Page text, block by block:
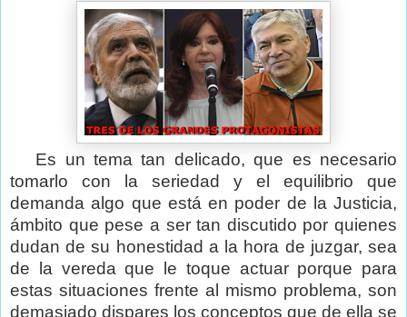
Es un tema tan delicado, que es necesario
tomarlo con la seriedad y el equilibrio que
demanda algo que está en poder de la Justicia,
ámbito que pese a ser tan discutido por quienes
dudan de su honestidad a la hora de juzgar, sea
de la vereda que le toque actuar porque para
estas situaciones frente al mismo problema, son
demasiado dispares los conceptos que de ella se